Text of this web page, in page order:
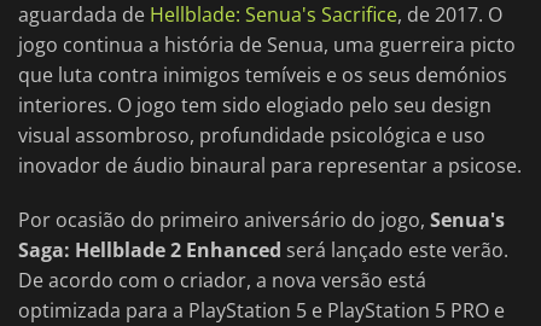
aguardada de Hellblade: Senua's Sacrifice, de 2017. O
jogo continua a história de Senua, uma guerreira picto
que luta contra inimigos temíveis e os seus demónios
interiores. O jogo tem sido elogiado pelo seu design
visual assombroso, profundidade psicológica e uso
inovador de áudio binaural para representar a psicose.
Por ocasião do primeiro aniversário do jogo, Senua's
Saga: Hellblade 2 Enhanced será lançado este verão.
De acordo com o criador, a nova versão está
optimizada para a PlayStation 5 e PlayStation 5 PRO e